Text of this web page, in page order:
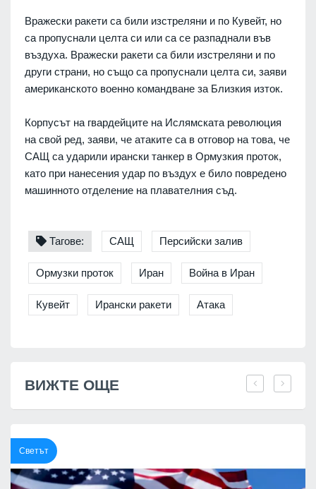
Вражески ракети са били изстреляни и по Кувейт, но
са пропуснали целта си или са се разпаднали във
въздуха. Вражески ракети са били изстреляни и по
други страни, но също са пропуснали целта си, заяви
американското военно командване за Близкия изток.
Корпусът на гвардейците на Ислямската революция
на свой ред, заяви, че атаките са в отговор на това, че
САЩ са ударили ирански танкер в Ормузкия проток,
като при нанесения удар по въздух е било повредено
машинното отделение на плавателния съд.
Тагове: САЩ Персийски залив
Ормузки проток Иран Война в Иран
Кувейт Ирански ракети Атака
ВИЖТЕ ОЩЕ
Светът